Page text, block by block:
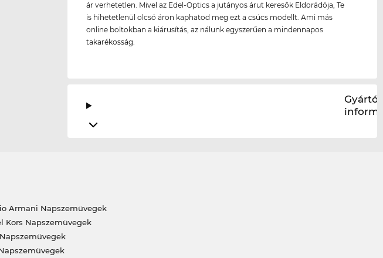
ár verhetetlen. Mivel az Edel-Optics a jutányos árut keresők Eldorádója, Te
is hihetetlenül olcsó áron kaphatod meg ezt a csúcs modellt. Ami más
online boltokban a kiárusítás, az nálunk egyszerűen a mindennapos
takarékosság.
Gyártói
Armani Napszemüvegek
Kors Napszemüvegek